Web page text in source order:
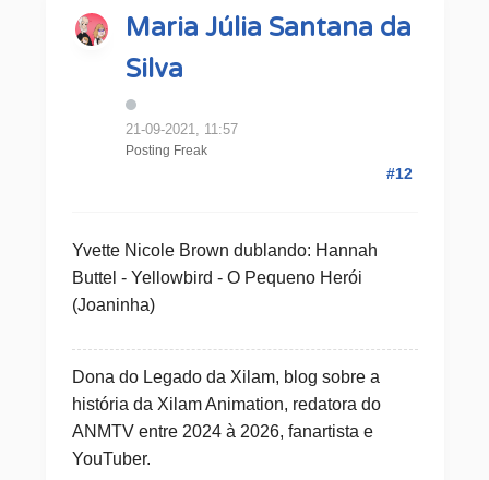
Maria Júlia Santana da
Silva
21-09-2021, 11:57
Posting Freak
#12
Yvette Nicole Brown dublando: Hannah
Buttel - Yellowbird - O Pequeno Herói
(Joaninha)
Dona do Legado da Xilam, blog sobre a
história da Xilam Animation, redatora do
ANMTV entre 2024 à 2026, fanartista e
YouTuber.